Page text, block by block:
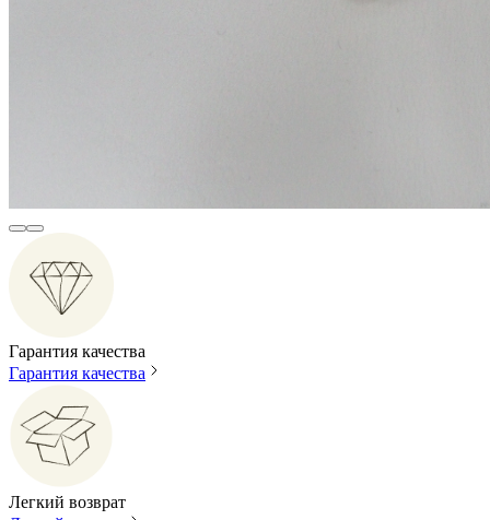
Гарантия качества
Гарантия качества
Легкий возврат